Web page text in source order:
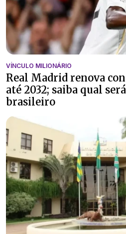
VÍNCULO MILIONÁRIO
Real Madrid renova
até 2032; saiba qual
brasileiro